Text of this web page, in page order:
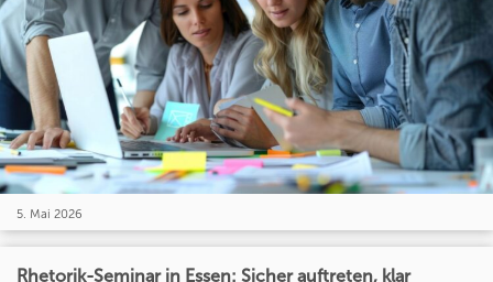
5. Mai 2026
Rhetorik-Seminar in Essen: Sicher auftreten, klar